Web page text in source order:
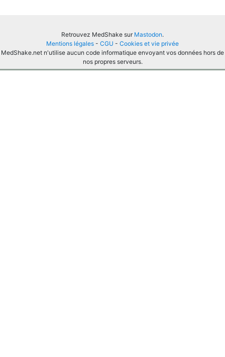
Retrouvez MedShake sur Mastodon.
Mentions légales - CGU - Cookies et vie privée
MedShake.net n'utilise aucun code informatique envoyant vos données hors de
nos propres serveurs.